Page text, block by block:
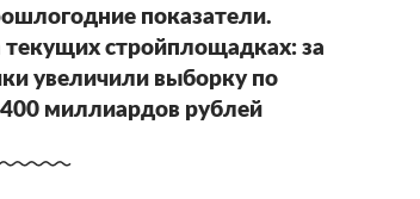
показатели.
текущих стройплощадках: за
увеличили выборку по
миллиардов рублей